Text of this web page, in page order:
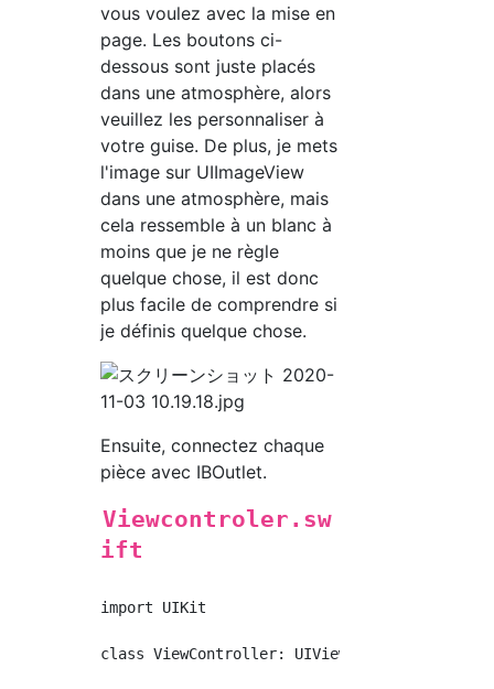
vous voulez avec la mise en
page. Les boutons ci-
dessous sont juste placés
dans une atmosphère, alors
veuillez les personnaliser à
votre guise. De plus, je mets
l'image sur UIImageView
dans une atmosphère, mais
cela ressemble à un blanc à
moins que je ne règle
quelque chose, il est donc
plus facile de comprendre si
je définis quelque chose.
Ensuite, connectez chaque
pièce avec IBOutlet.
Viewcontroler.sw
ift
import UIKit
class ViewController: UIViewController {